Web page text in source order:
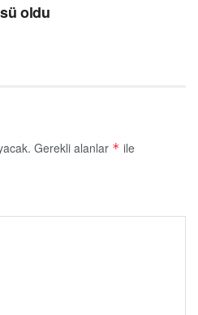
oldu
Gerekli alanlar * ile